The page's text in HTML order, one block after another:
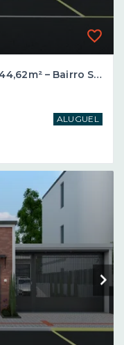
Sala Comercial para Locação – 44,62m² – Bairro Santo Antônio – Pinhalzinho/SC
ALUGUEL